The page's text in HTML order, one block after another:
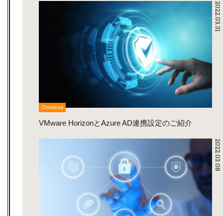
2022.03.31
Omnissa
VMware HorizonとAzure AD連携設定のご紹介
2022.03.08